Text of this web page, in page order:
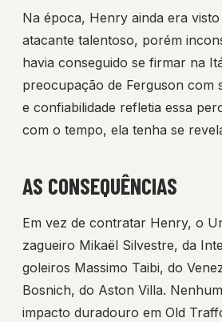
Na época, Henry ainda era
atacante talentoso, porém
havia conseguido se firmar na
preocupação de Ferguson com
e confiabilidade refletia essa
com o tempo, ela tenha se
AS CONSEQUÊNCIAS
Em vez de contratar Henry, o
zagueiro Mikaël Silvestre, da
goleiros Massimo Taibi, do
Bosnich, do Aston Villa.
impacto duradouro em Old